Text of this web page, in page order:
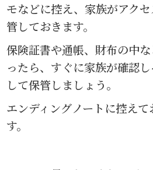
モなどに控え、家族がアク
管しておきます。
保険証書や通帳、財布の中
ったら、すぐに家族が確認
して保管しましょう。
エンディングノートに控え
す。